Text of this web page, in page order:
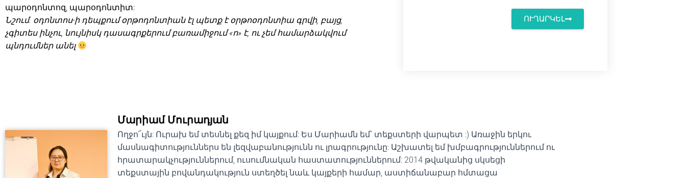
պարօդոնտոզ, պարօդոնտիտ:
Նշում. օդոնտոս-ի դեպքում օրթոդոնտիան էլ պետք է օրթոօդոնտիա գրվի, բայց,
չգիտես ինչու, նույնիսկ դասագրքերում բառամիջում «ո» է, ու չեմ համարձակվում
պնդումներ անել
ՈՒՂԱՐԿԵԼ
Մարիամ Մուրադյան
Ողջո՜ւյն: Ուրախ եմ տեսնել քեզ իմ կայքում: Ես Մարիամն եմ՝ տեքստերի վարպետ :) Առաջին երկու
մասնագիտություններս են լեզվաբանությունն ու լրագրությունը: Աշխատել եմ խմբագրություններում ու
հրատարակչություններում, ուսումնական հաստատություններում: 2014 թվականից սկսեցի
տեքստային բովանդակություն ստեղծել նաև կայքերի համար, աստիճանաբար հմտացա